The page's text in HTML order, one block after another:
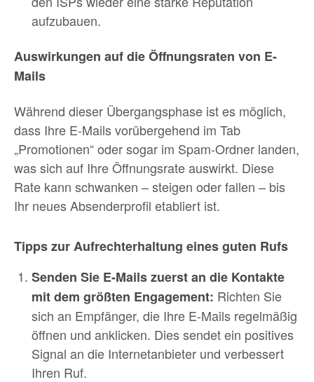
aufzubauen.
Auswirkungen auf die Öffnungsraten von E-
Mails
Während dieser Übergangsphase ist es möglich,
dass Ihre E-Mails vorübergehend im Tab
„Promotionen“ oder sogar im Spam-Ordner landen,
was sich auf Ihre Öffnungsrate auswirkt. Diese
Rate kann schwanken – steigen oder fallen – bis
Ihr neues Absenderprofil etabliert ist.
Tipps zur Aufrechterhaltung eines guten Rufs
Senden Sie E-Mails zuerst an die Kontakte
mit dem größten Engagement: Richten Sie
sich an Empfänger, die Ihre E-Mails regelmäßig
öffnen und anklicken. Dies sendet ein positives
Signal an die Internetanbieter und verbessert
Ihren Ruf.